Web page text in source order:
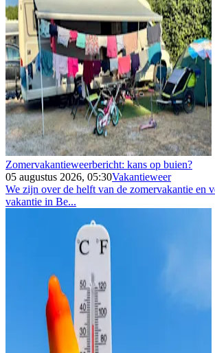
Zomervakantieweerbericht: kans op buien?
05 augustus 2026, 05:30Vakantieweer
We zijn over de helft van de zomervakantie en
vakantie in Be...